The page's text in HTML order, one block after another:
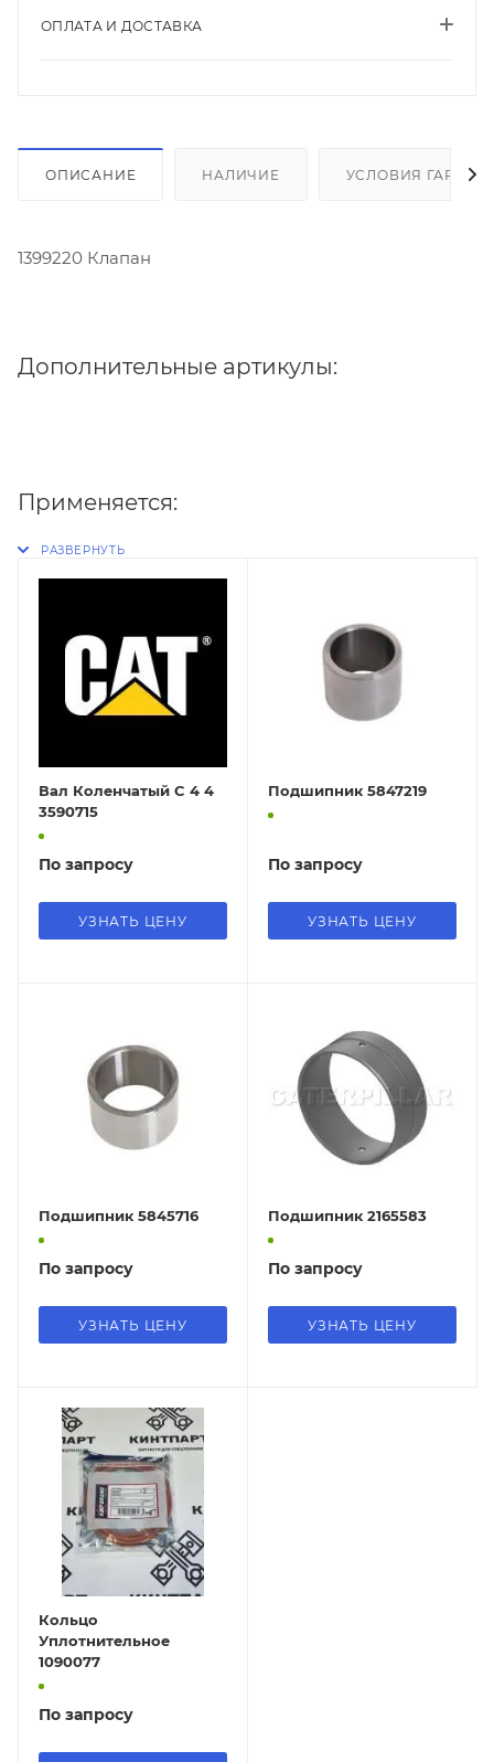
ОПЛАТА И ДОСТАВКА
ОПИСАНИЕ НАЛИЧИЕ УСЛОВИЯ
1399220 Клапан
Дополнительные артикулы:
Применяется:
Вал Коленчатый C 4 4
3590715
По запросу
УЗНАТЬ ЦЕНУ
Подшипник 5847219
По запросу
УЗНАТЬ ЦЕНУ
Подшипник 5845716
По запросу
УЗНАТЬ ЦЕНУ
Подшипник 2165583
По запросу
УЗНАТЬ ЦЕНУ
Кольцо
Уплотнительное
1090077
По запросу